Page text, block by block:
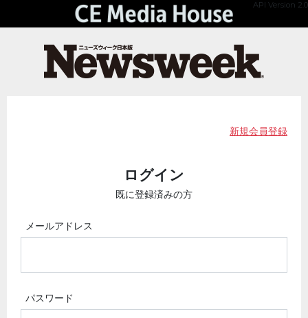
API Version 2.0
新規会員登録
ログイン
既に登録済みの方
メールアドレス
パスワード